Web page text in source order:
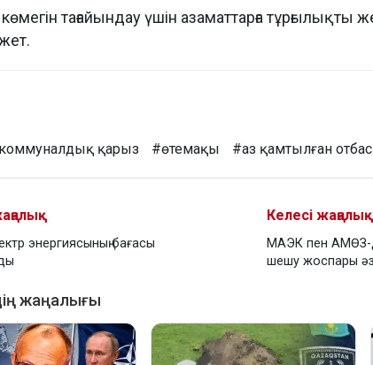
тағайындау үшін азаматтарға тұрғылықты
қарыз #өтемақы #аз қамтылған
энергиясының бағасы
Келесі жаңалық
МАЭК пен АМӨЗ-
шешу жоспары